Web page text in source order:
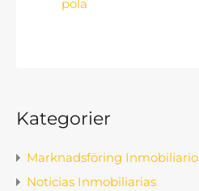
pola
Kategorier
Marknadsföring Inmobiliario
Noticias Inmobiliarias